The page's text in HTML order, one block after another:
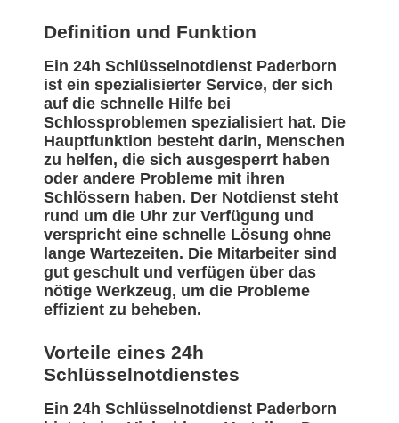
Definition und Funktion
Ein 24h Schlüsselnotdienst Paderborn
ist ein spezialisierter Service, der sich
auf die schnelle Hilfe bei
Schlossproblemen spezialisiert hat. Die
Hauptfunktion besteht darin, Menschen
zu helfen, die sich ausgesperrt haben
oder andere Probleme mit ihren
Schlössern haben. Der Notdienst steht
rund um die Uhr zur Verfügung und
verspricht eine schnelle Lösung ohne
lange Wartezeiten. Die Mitarbeiter sind
gut geschult und verfügen über das
nötige Werkzeug, um die Probleme
effizient zu beheben.
Vorteile eines 24h
Schlüsselnotdienstes
Ein 24h Schlüsselnotdienst Paderborn